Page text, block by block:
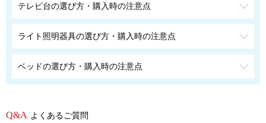
テレビ台の選び方・購入時の注意点
ライト照明器具の選び方・購入時の注意点
ベッドの選び方・購入時の注意点
よくあるご質問